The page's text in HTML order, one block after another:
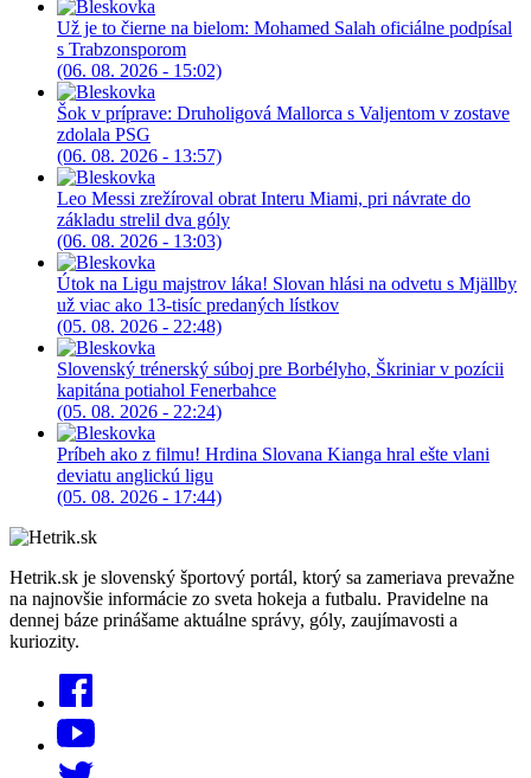
Už je to čierne na bielom: Mohamed Salah oficiálne podpísal
s Trabzonsporom
(06. 08. 2026 - 15:02)
Šok v príprave: Druholigová Mallorca s Valjentom v zostave
zdolala PSG
(06. 08. 2026 - 13:57)
Leo Messi zrežíroval obrat Interu Miami, pri návrate do
základu strelil dva góly
(06. 08. 2026 - 13:03)
Útok na Ligu majstrov láka! Slovan hlási na odvetu s Mjällby
už viac ako 13-tisíc predaných lístkov
(05. 08. 2026 - 22:48)
Slovenský trénerský súboj pre Borbélyho, Škriniar v pozícii
kapitána potiahol Fenerbahce
(05. 08. 2026 - 22:24)
Príbeh ako z filmu! Hrdina Slovana Kianga hral ešte vlani
deviatu anglickú ligu
(05. 08. 2026 - 17:44)
Hetrik.sk je slovenský športový portál, ktorý sa zameriava prevažne
na najnovšie informácie zo sveta hokeja a futbalu. Pravidelne na
dennej báze prinášame aktuálne správy, góly, zaujímavosti a
kuriozity.